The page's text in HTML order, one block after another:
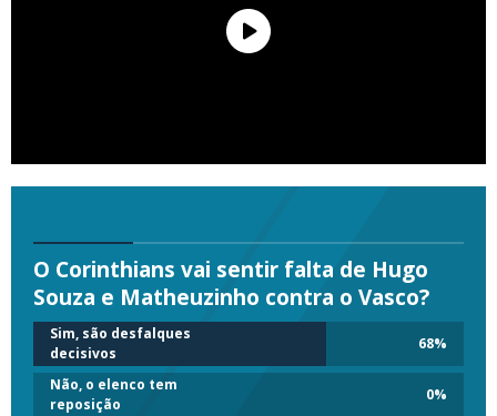
O Corinthians vai sentir falta de Hugo
Souza e Matheuzinho contra o Vasco?
Sim, são desfalques
decisivos
68%
Não, o elenco tem
reposição
0%